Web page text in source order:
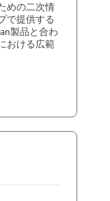
めの二次情
で提供する
製品と合わ
おける広範